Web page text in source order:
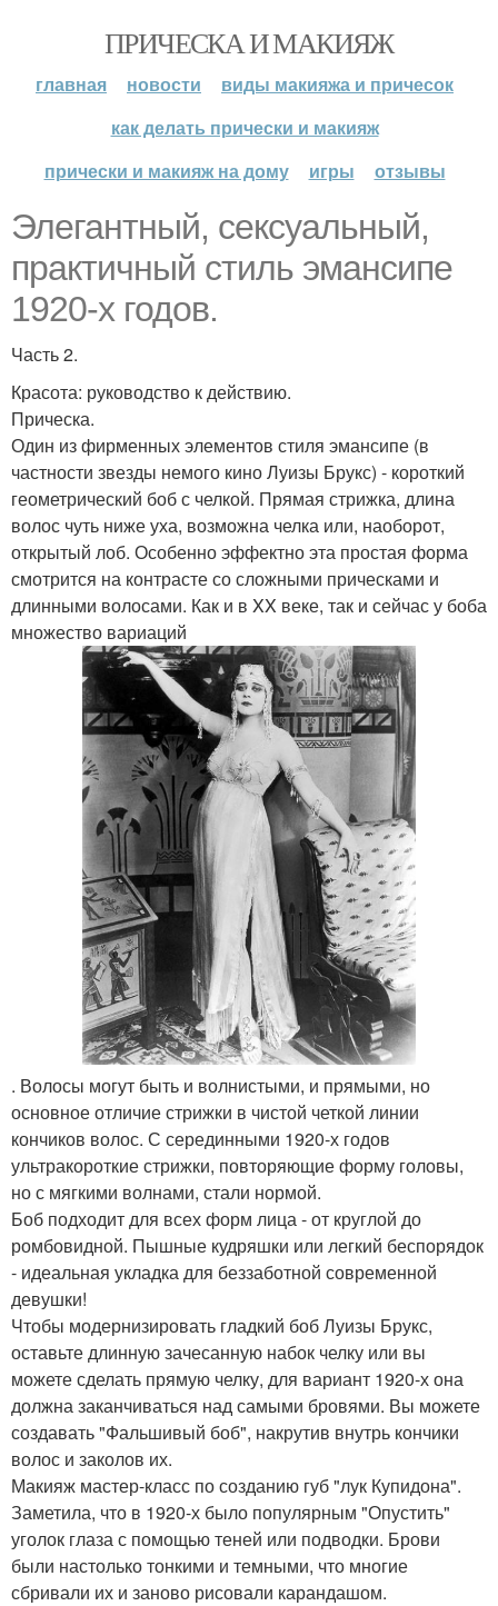
ПРИЧЕСКА И МАКИЯЖ
главная новости
виды макияжа и причесок
как делать прически и макияж
прически и макияж на дому
игры отзывы
Элегантный, сексуальный,
практичный стиль эмансипе
1920-х годов.
Часть 2.
Красота: руководство к действию.
Прическа.
Один из фирменных элементов стиля эмансипе (в
частности звезды немого кино Луизы Брукс) - короткий
геометрический боб с челкой. Прямая стрижка, длина
волос чуть ниже уха, возможна челка или, наоборот,
открытый лоб. Особенно эффектно эта простая форма
смотрится на контрасте со сложными прическами и
длинными волосами. Как и в XX веке, так и сейчас у боба
множество вариаций
. Волосы могут быть и волнистыми, и прямыми, но
основное отличие стрижки в чистой четкой линии
кончиков волос. С серединными 1920-х годов
ультракороткие стрижки, повторяющие форму головы,
но с мягкими волнами, стали нормой.
Боб подходит для всех форм лица - от круглой до
ромбовидной. Пышные кудряшки или легкий беспорядок
- идеальная укладка для беззаботной современной
девушки!
Чтобы модернизировать гладкий боб Луизы Брукс,
оставьте длинную зачесанную набок челку или вы
можете сделать прямую челку, для вариант 1920-х она
должна заканчиваться над самыми бровями. Вы можете
создавать "Фальшивый боб", накрутив внутрь кончики
волос и заколов их.
Макияж мастер-класс по созданию губ "лук Купидона".
Заметила, что в 1920-х было популярным "Опустить"
уголок глаза с помощью теней или подводки. Брови
были настолько тонкими и темными, что многие
сбривали их и заново рисовали карандашом.